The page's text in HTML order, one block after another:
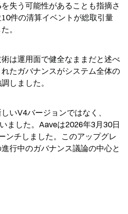
失う可能性があることも指摘さ
件の清算イベントが総取引量
。
は運用面で健全なままだと述べ
たガバナンスがシステム全体の
しました。
いV4バージョンではなく、
ました。Aaveは2026年3月30日
ンチしました。このアップグレ
行中のガバナンス議論の中心と